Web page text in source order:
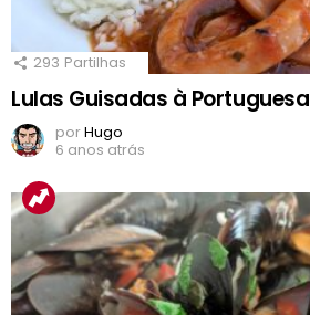
293 Partilhas
Lulas Guisadas à Portuguesa
porHugo
6 anos atrás